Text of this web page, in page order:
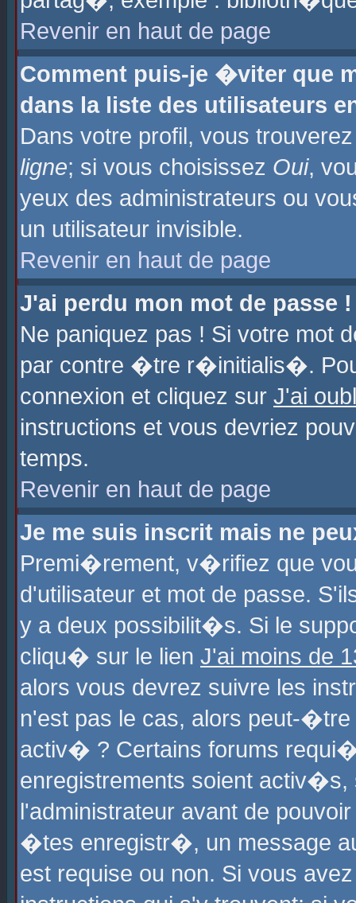
Revenir en haut de page
Comment puis-je �viter que
dans la liste des utilisateurs
Dans votre profil, vous
ligne; si vous choisissez Oui,
yeux des administrateurs ou
un utilisateur invisible.
Revenir en haut de page
J'ai perdu mon mot de passe !
Ne paniquez pas ! Si votre
par contre �tre r�initialis�.
connexion et cliquez sur J'ai
instructions et vous devriez
temps.
Revenir en haut de page
Je me suis inscrit mais ne
Premi�rement, v�rifiez que
d'utilisateur et mot de passe.
y a deux possibilit�s. Si le
cliqu� sur le lien J'ai moins de
alors vous devrez suivre les
n'est pas le cas, alors peut-
activ� ? Certains forums
enregistrements soient
l'administrateur avant de
�tes enregistr�, un message
est requise ou non. Si vous